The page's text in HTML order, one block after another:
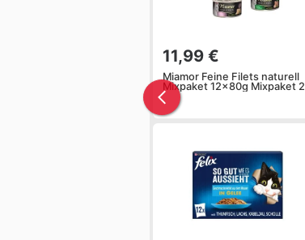
11,99 €
Miamor Feine Filets naturell
Mixpaket 12x80g Mixpaket 2